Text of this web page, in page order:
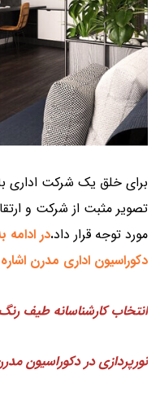
برای خلق یک شرکت اداری
تصویر مثبت از شرکت و
مورد توجه قرار داد.در
دکوراسیون اداری مدرن
انتخاب کارشناسانه طیف
نورپردازی در دکوراسیون